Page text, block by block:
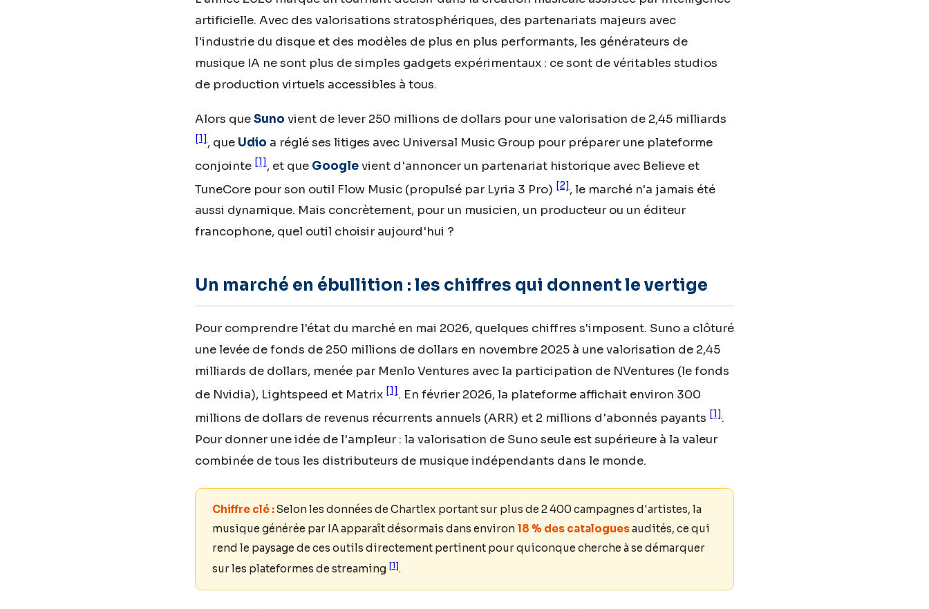
artificielle. Avec des valorisations stratosphériques, des partenariats majeurs avec
l'industrie du disque et des modèles de plus en plus performants, les générateurs de
musique IA ne sont plus de simples gadgets expérimentaux : ce sont de véritables studios
de production virtuels accessibles à tous.
Alors queSuno vient de lever 250 millions de dollars pour une valorisation de 2,45 milliards
[1] , que Udio a réglé ses litiges avec Universal Music Group pour préparer une plateforme
conjointe [1], et que Googlevient d'annoncer un partenariat historique avec Believe et
TuneCore pour son outil Flow Music (propulsé par Lyria 3 Pro) [2], le marché n'a jamais été
aussi dynamique. Mais concrètement, pour un musicien, un producteur ou un éditeur
francophone, quel outil choisir aujourd'hui ?
Un marché en ébullition : les chiffres qui donnent le vertige
Pour comprendre l'état du marché en mai 2026, quelques chiffres s'imposent. Suno a clôturé
une levée de fonds de 250 millions de dollars en novembre 2025 à une valorisation de 2,45
milliards de dollars, menée par Menlo Ventures avec la participation de NVentures (le fonds
de Nvidia), Lightspeed et Matrix [1] . En février 2026, la plateforme affichait environ 300
millions de dollars de revenus récurrents annuels (ARR) et 2 millions d'abonnés payants [1].
Pour donner une idée de l'ampleur : la valorisation de Suno seule est supérieure à la valeur
combinée de tous les distributeurs de musique indépendants dans le monde.
Chiffre clé :Selon les données de Chartlex portant sur plus de 2 400 campagnes d'artistes, la
musique générée par IA apparaît désormais dans environ 18 % des cataloguesaudités, ce qui
rend le paysage de ces outils directement pertinent pour quiconque cherche à se démarquer
sur les plateformes de streaming [1].